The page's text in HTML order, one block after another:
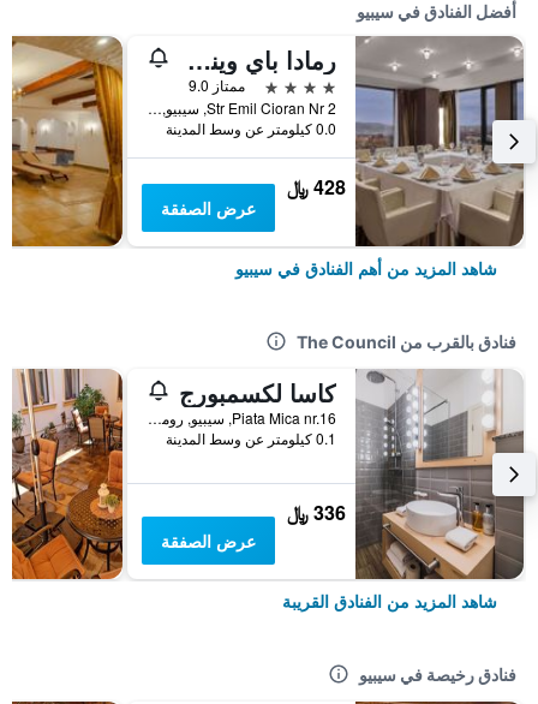
أفضل الفنادق في سيبيو
رمادا باي ويندام سيبيو
4 نجوم
ممتاز 9.0
Str Emil Cioran Nr 2, سيبيو, رومانيا
0.0 كيلومتر عن وسط المدينة
428 ﷼
عرض الصفقة
شاهد المزيد من أهم الفنادق في سيبيو
فنادق بالقرب من The Council
كاسا لكسمبورج
Piata Mica nr.16, سيبيو, رومانيا
0.1 كيلومتر عن وسط المدينة
336 ﷼
عرض الصفقة
شاهد المزيد من الفنادق القريبة
فنادق رخيصة في سيبيو